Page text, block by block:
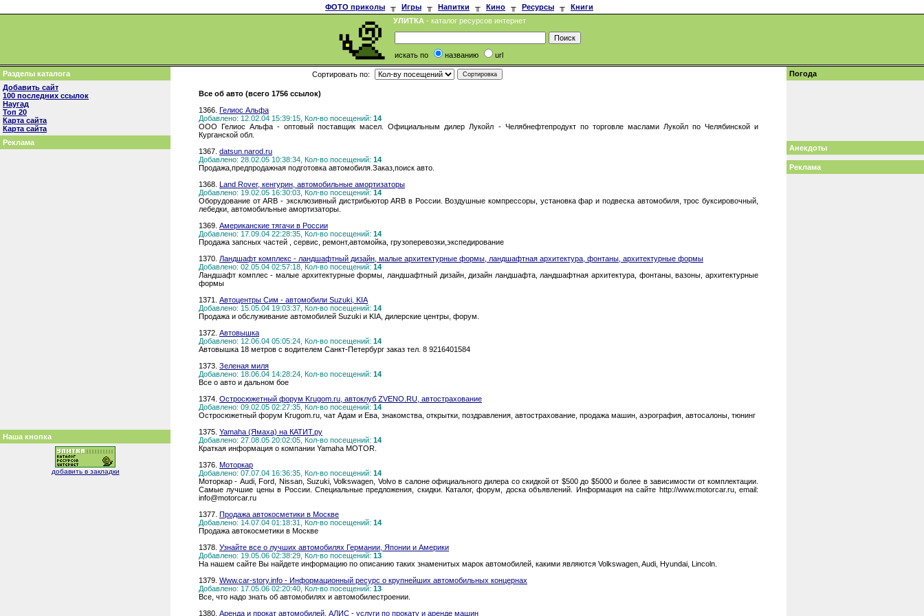
ФОТО приколы ╥ Игры ╥ Напитки ╥ Кино ╥ Ресурсы ╥
Книги
УЛИТКА - каталог ресурсов интернет
искать по названию url
Разделы каталога
Добавить сайт
100 последних ссылок
Наугад
Топ 20
Карта сайта
Карта сайта
Реклама
Наша кнопка
добавить в закладки
Сортировать по:
Все об авто (всего 1756 ссылок)
1366. Гелиос Альфа
Добавлено: 12.02.04 15:39:15, Кол-во посещений: 14
ООО Гелиос Альфа - оптовый поставщик масел. Официальным дилер Лукойл - Челябнефтепродукт по торговле маслами Лукойл по Челябинской и
Курганской обл.
1367. datsun.narod.ru
Добавлено: 28.02.05 10:38:34, Кол-во посещений: 14
Продажа,предпродажная подготовка автомобиля.Заказ,поиск авто.
1368. Land Rover, кенгурин, автомобильные амортизаторы
Добавлено: 19.02.05 16:30:03, Кол-во посещений: 14
Оборудование от ARB - эксклюзивный дистрибьютор ARB в России. Воздушные компрессоры, установка фар и подвеска автомобиля, трос буксировочный,
лебедки, автомобильные амортизаторы.
1369. Американские тягачи в России
Добавлено: 17.09.04 22:28:35, Кол-во посещений: 14
Продажа запсных частей , сервис, ремонт,автомойка, грузоперевозки,экспедирование
1370. Ландшафт комплекс - ландшафтный дизайн, малые архитектурные формы, ландшафтная архитектура, фонтаны, архитектурные формы
Добавлено: 02.05.04 02:57:18, Кол-во посещений: 14
Ландшафт комплес - малые архитектурные формы, ландшафтный дизайн, дизайн ландшафта, ландшафтная архитектура, фонтаны, вазоны, архитектурные
формы
1371. Автоцентры Сим - автомобили Suzuki, KIA
Добавлено: 15.05.04 19:03:37, Кол-во посещений: 14
Продажа и обслуживание автомобилей Suzuki и KIA, дилерские центры, форум.
1372. Автовышка
Добавлено: 12.06.04 05:05:24, Кол-во посещений: 14
Автовышка 18 метров с водителем Санкт-Петербург заказ тел. 8 9216401584
1373. Зеленая миля
Добавлено: 18.06.04 14:28:24, Кол-во посещений: 14
Все о авто и дальном бое
1374. Остросюжетный форум Krugom.ru, автоклуб ZVENO.RU, автострахование
Добавлено: 09.02.05 02:27:35, Кол-во посещений: 14
Остросюжетный форум Krugom.ru, чат Адам и Ева, знакомства, открытки, поздравления, автострахование, продажа машин, аэрография, автосалоны, тюнинг
1375. Yamaha (Ямаха) на КАТИТ.ру
Добавлено: 27.08.05 20:02:05, Кол-во посещений: 14
Краткая информация о компании Yamaha MOTOR.
1376. Моторкар
Добавлено: 07.07.04 16:36:35, Кол-во посещений: 14
Моторкар - Audi, Ford, Nissan, Suzuki, Volkswagen, Volvo в салоне официального дилера со скидкой от $500 до $5000 и более в зависимости от комплектации.
Самые лучшие цены в России. Специальные предложения, скидки. Каталог, форум, доска объявлений. Информация на сайте http://www.motorcar.ru, email:
info@motorcar.ru
1377. Продажа автокосметики в Москве
Добавлено: 14.07.04 01:18:31, Кол-во посещений: 14
Продажа автокосметики в Москве
1378. Узнайте все о лучших автомобилях Германии, Японии и Америки
Добавлено: 19.05.06 02:38:29, Кол-во посещений: 13
На нашем сайте Вы найдете информацию по описанию таких знаменитых марок автомобилей, какими являются Volkswagen, Audi, Hyundai, Lincoln.
1379. Www.car-story.info - Информационный ресурс о крупнейших автомобильных концернах
Добавлено: 17.05.06 02:20:40, Кол-во посещений: 13
Все, что надо знать об автомобилях и автомобилестроении.
1380. Аренда и прокат автомобилей. АЛИС - услуги по прокату и аренде машин
Погода
Анекдоты
Реклама